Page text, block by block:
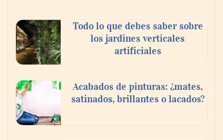
Todo lo que debes saber sobre
los jardines verticales
artificiales
Acabados de pinturas: ¿mates,
satinados, brillantes o lacados?